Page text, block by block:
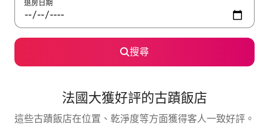
退房日期
搜尋
法國大獲好評的古蹟飯店
這些古蹟飯店在位置、乾淨度等方面獲得客人一致好評。